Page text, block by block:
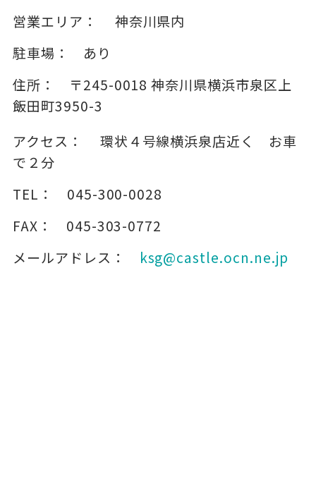
営業エリア：
神奈川県内
駐車場：
あり
住所：
〒245-0018 神奈川県横浜市泉区上
飯田町3950-3
アクセス：
環状４号線横浜泉店近く お車
で２分
TEL：
045-300-0028
FAX：
045-303-0772
メールアドレス：
ksg@castle.ocn.ne.jp